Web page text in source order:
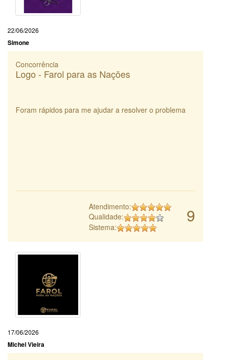
22/06/2026
Simone
Concorrência
Logo - Farol para as Nações
Foram rápidos para me ajudar a resolver o problema
9
Atendimento:
Qualidade:
Sistema:
17/06/2026
Michel Vieira